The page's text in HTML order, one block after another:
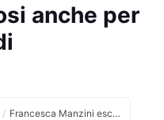
anche per
/ Francesca Manzini esclude L’Isola dei Famosi anche per soldi